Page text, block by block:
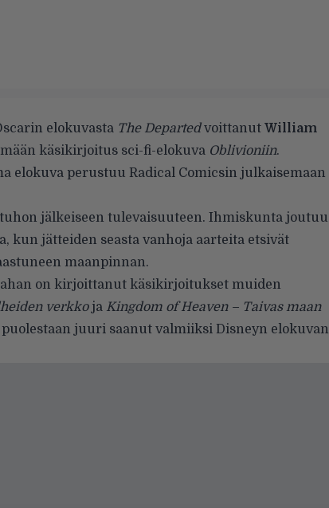
elokuvasta The Departedvoittanut William
käsikirjoitus sci-fi-elokuva Oblivioniin.
elokuva perustuu Radical Comicsin julkaisemaan
jälkeiseen tulevaisuuteen. Ihmiskunta joutuu
kun jätteiden seasta vanhoja aarteita etsivät
maanpinnan.
on kirjoittanut käsikirjoitukset muiden
verkkoja Kingdom of Heaven – Taivas maan
puolestaan juuri saanut valmiiksi Disneyn elokuvan